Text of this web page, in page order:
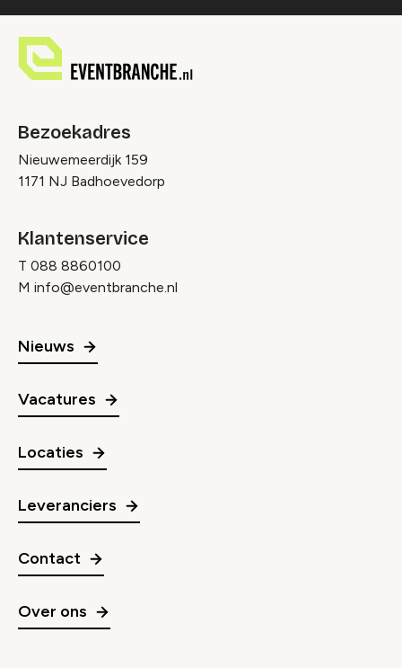
Bezoekadres
Nieuwemeerdijk 159
1171 NJ Badhoevedorp
Klantenservice
T 088 8860100
M info@eventbranche.nl
Nieuws
Vacatures
Locaties
Leveranciers
Contact
Over ons